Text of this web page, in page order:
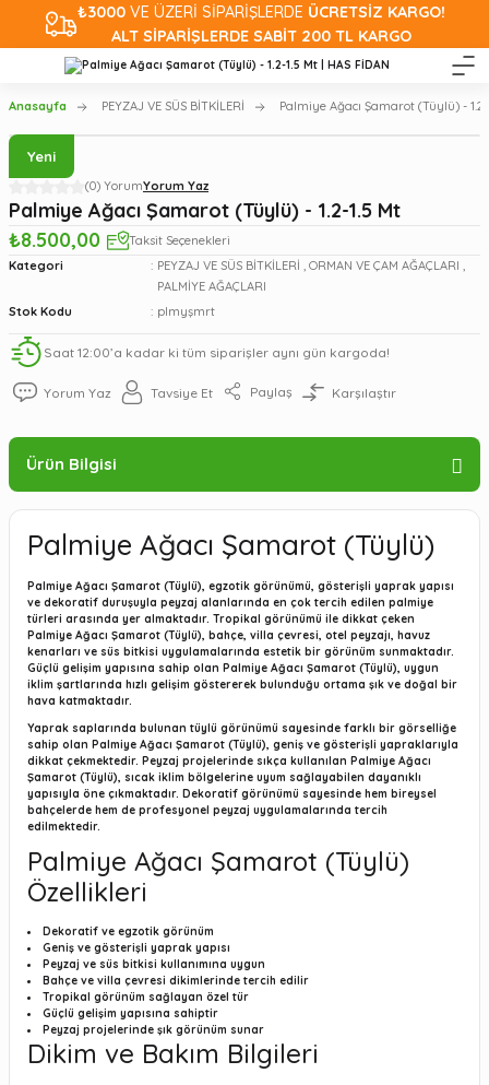
₺3000VE ÜZERİ SİPARİŞLERDE ÜCRETSİZ KARGO!
ALT SİPARİŞLERDE SABİT 200 TL KARGO
Anasayfa PEYZAJ VE SÜS BİTKİLERİ Palmiye Ağacı Şamarot (Tüylü) - 1.2-
Yeni
(0) YorumYorum Yaz
Palmiye Ağacı Şamarot (Tüylü) - 1.2-1.5 Mt
₺8.500,00
Taksit Seçenekleri
Kategori
PEYZAJ VE SÜS BİTKİLERİ , ORMAN VE ÇAM AĞAÇLARI ,
PALMİYE AĞAÇLARI
Stok Kodu
plmyşmrt
Saat 12:00’a kadar ki tüm siparişler aynı gün kargoda!
Yorum Yaz Tavsiye Et Paylaş Karşılaştır
Ürün Bilgisi
Palmiye Ağacı Şamarot (Tüylü)
Palmiye Ağacı Şamarot (Tüylü), egzotik görünümü, gösterişli yaprak yapısı
ve dekoratif duruşuyla peyzaj alanlarında en çok tercih edilen palmiye
türleri arasında yer almaktadır. Tropikal görünümü ile dikkat çeken
Palmiye Ağacı Şamarot (Tüylü), bahçe, villa çevresi, otel peyzajı, havuz
kenarları ve süs bitkisi uygulamalarında estetik bir görünüm sunmaktadır.
Güçlü gelişim yapısına sahip olan Palmiye Ağacı Şamarot (Tüylü), uygun
iklim şartlarında hızlı gelişim göstererek bulunduğu ortama şık ve doğal bir
hava katmaktadır.
Yaprak saplarında bulunan tüylü görünümü sayesinde farklı bir görselliğe
sahip olan Palmiye Ağacı Şamarot (Tüylü), geniş ve gösterişli yapraklarıyla
dikkat çekmektedir. Peyzaj projelerinde sıkça kullanılan Palmiye Ağacı
Şamarot (Tüylü), sıcak iklim bölgelerine uyum sağlayabilen dayanıklı
yapısıyla öne çıkmaktadır. Dekoratif görünümü sayesinde hem bireysel
bahçelerde hem de profesyonel peyzaj uygulamalarında tercih
edilmektedir.
Palmiye Ağacı Şamarot (Tüylü)
Özellikleri
Dekoratif ve egzotik görünüm
Geniş ve gösterişli yaprak yapısı
Peyzaj ve süs bitkisi kullanımına uygun
Bahçe ve villa çevresi dikimlerinde tercih edilir
Tropikal görünüm sağlayan özel tür
Güçlü gelişim yapısına sahiptir
Peyzaj projelerinde şık görünüm sunar
Dikim ve Bakım Bilgileri